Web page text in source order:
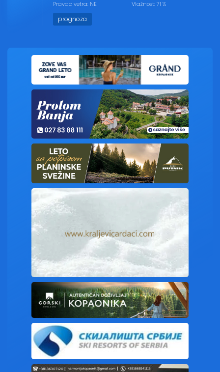
Pravac vetra: NE
Vlažnost: 71 %
prognoza